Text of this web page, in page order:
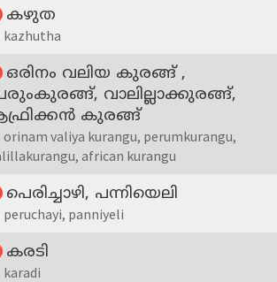
കഴുത
kazhutha
ഒരിനം വലിയ കുരങ്ങ് ,
വാലില്ലാക്കുരങ്ങ്,
കുരങ്ങ്
orinam valiya kurangu, perumkurangu,
african kurangu
പെരിച്ചാഴി, പന്നിയെലി
peruchayi, panniyeli
കരടി
karadi